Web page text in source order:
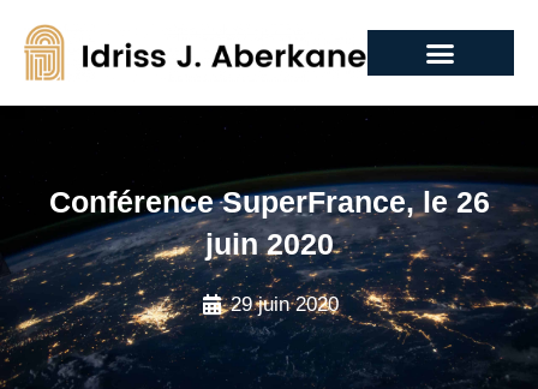
Conférence SuperFrance, le 26
juin 2020
29 juin 2020